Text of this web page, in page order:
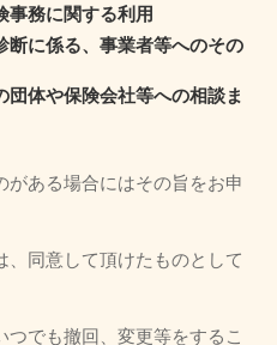
事務に関する利用
断に係る、事業者等へのその
体や保険会社等への相談ま
ある場合にはその旨をお申
、同意して頂けたものとして
でも撤回、変更等をするこ